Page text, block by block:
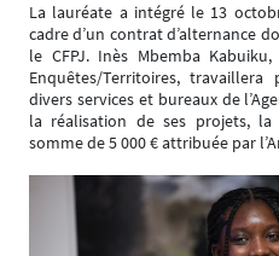
La lauréate a intégré le 13
cadre d’un contrat d’alternance
le CFPJ. Inès Mbemba
Enquêtes/Territoires,
divers services et bureaux de
la réalisation de ses projets,
somme de 5 000 € attribuée par